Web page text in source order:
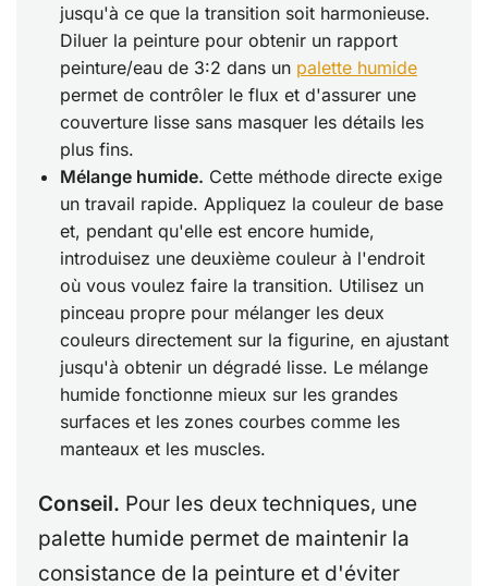
jusqu'à ce que la transition soit harmonieuse.
Diluer la peinture pour obtenir un rapport
peinture/eau de 3:2 dans un palette humide
permet de contrôler le flux et d'assurer une
couverture lisse sans masquer les détails les
plus fins.
Mélange humide. Cette méthode directe exige
un travail rapide. Appliquez la couleur de base
et, pendant qu'elle est encore humide,
introduisez une deuxième couleur à l'endroit
où vous voulez faire la transition. Utilisez un
pinceau propre pour mélanger les deux
couleurs directement sur la figurine, en ajustant
jusqu'à obtenir un dégradé lisse. Le mélange
humide fonctionne mieux sur les grandes
surfaces et les zones courbes comme les
manteaux et les muscles.
Conseil. Pour les deux techniques, une
palette humide permet de maintenir la
consistance de la peinture et d'éviter